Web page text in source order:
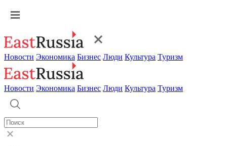
Новости Экономика Бизнес Люди Культура Туризм
Новости Экономика Бизнес Люди Культура Туризм